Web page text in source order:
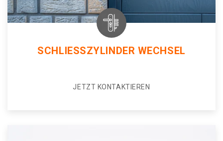
SCHLIESSZYLINDER WECHSEL
JETZT KONTAKTIEREN